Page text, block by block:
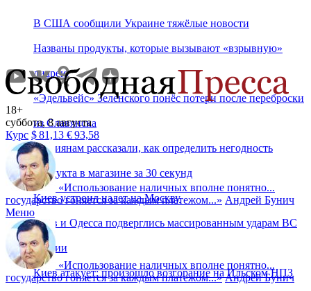
В США сообщили Украине тяжёлые новости
Названы продукты, которые вызывают «взрывную»
диарею
«Эдельвейс» Зеленского понёс потери после переброски
из Славянска
Россиянам рассказали, как определить негодность
продукта в магазине за 30 секунд
Киев устроил налет на Москву
Киев и Одесса подверглись массированным ударам ВС
России
Киев атакует: произошло возгорание на Ильском НПЗ
18+
суббота, 8 августа
Курс $81,13 €93,58
«Использование наличных вполне понятно...
государство гоняется за каждым платежом...» Андрей Бунич
Меню
«Использование наличных вполне понятно...
государство гоняется за каждым платежом...» Андрей Бунич